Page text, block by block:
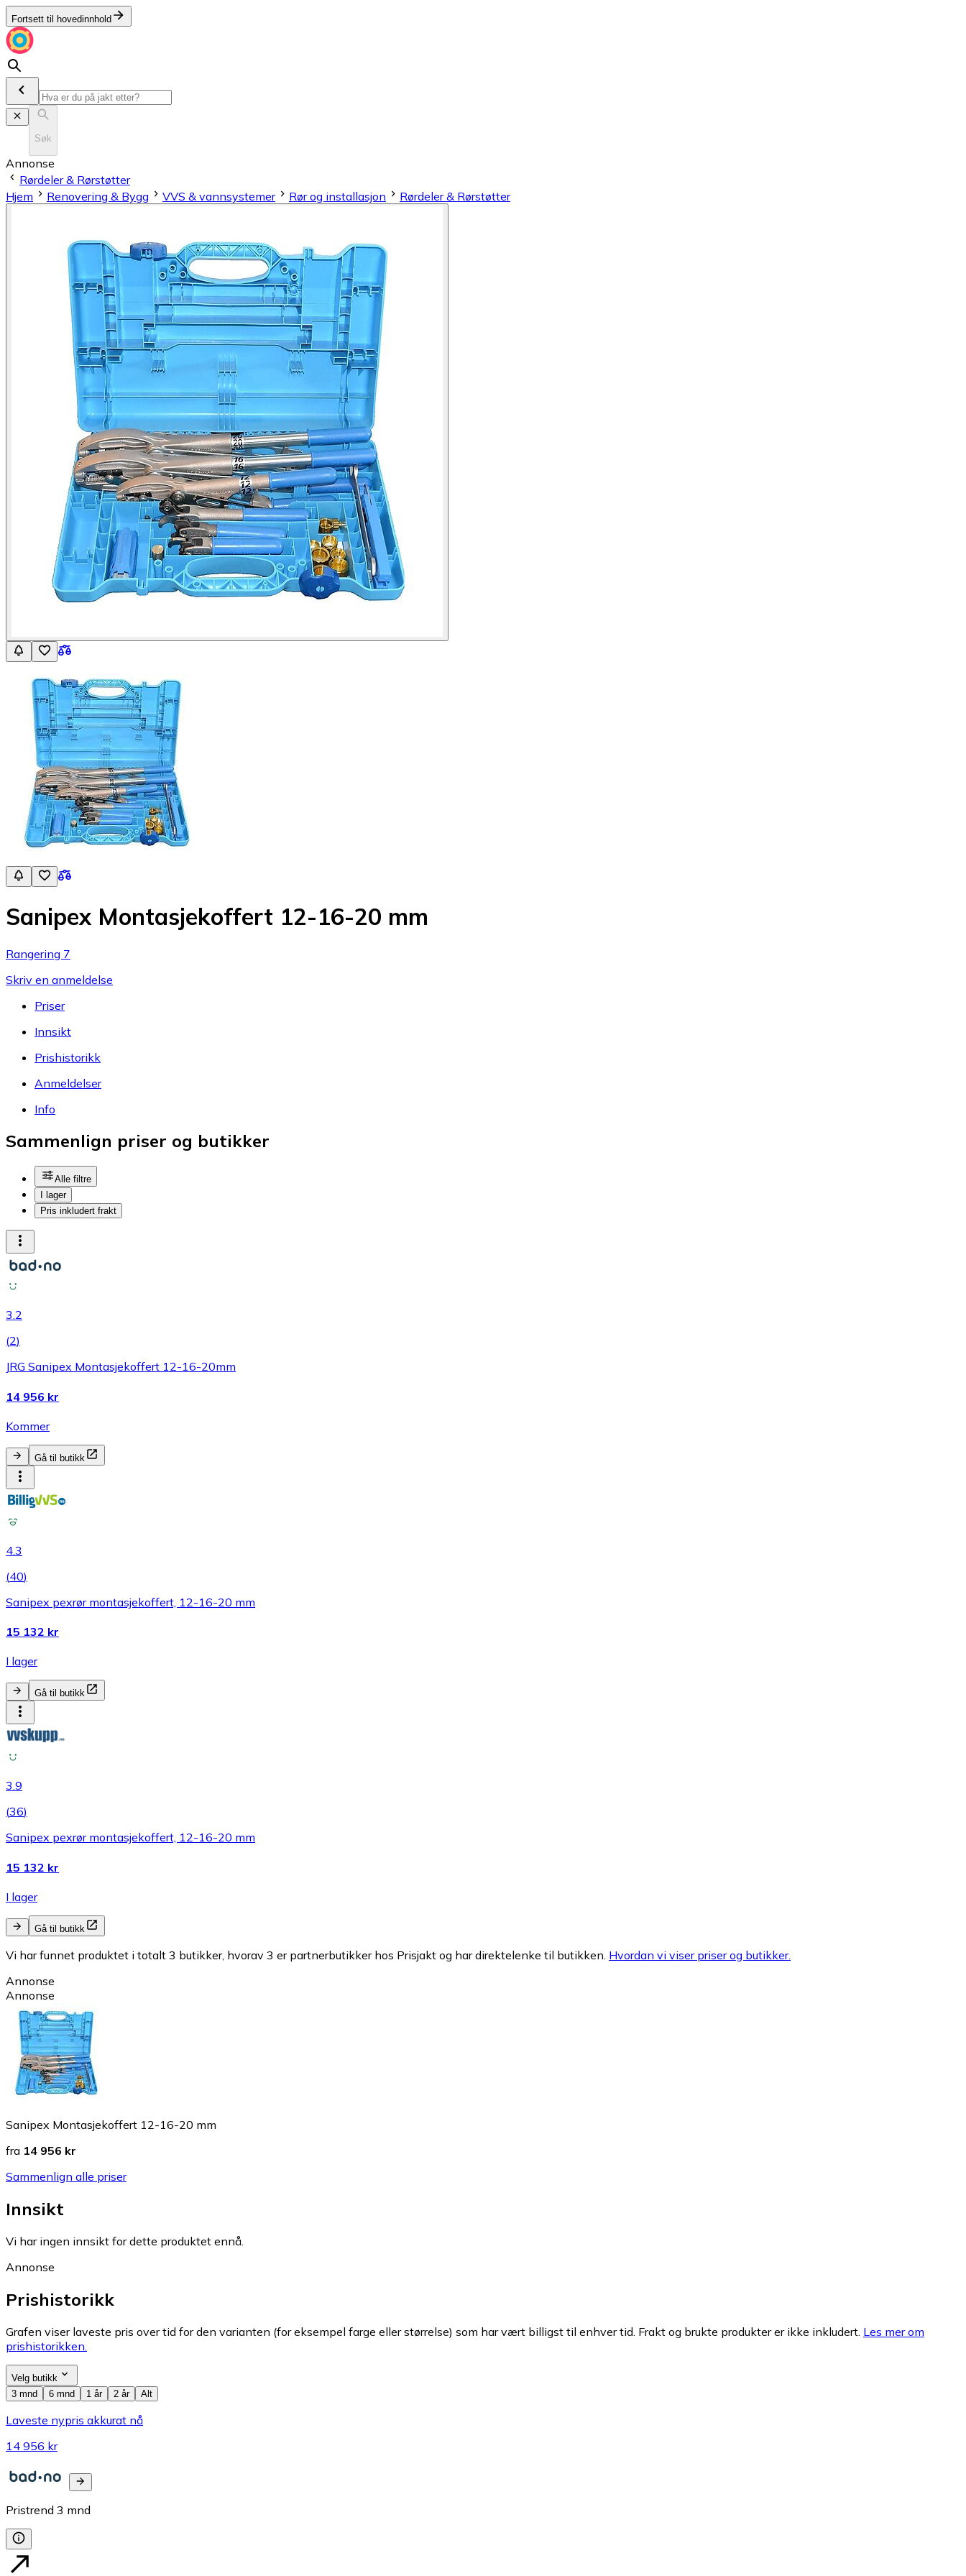
Fortsett til hovedinnhold
Søk
Annonse
Rørdeler & Rørstøtter
Hjem
Renovering & Bygg VVS & vannsystemer Rør og installasjon Rørdeler & Rørstøtter
Sanipex Montasjekoffert 12-16-20 mm
Rangering 7
Skriv en anmeldelse
Priser
Innsikt
Prishistorikk
Anmeldelser
Info
Sammenlign priser og butikker
Alle filtre
I lager
Pris inkludert frakt
3.2
(2)
JRG Sanipex Montasjekoffert 12-16-20mm
14 956 kr
Kommer
Gå til butikk
4.3
(40)
Sanipex pexrør montasjekoffert, 12-16-20 mm
15 132 kr
I lager
Gå til butikk
3.9
(36)
Sanipex pexrør montasjekoffert, 12-16-20 mm
15 132 kr
I lager
Gå til butikk
Vi har funnet produktet i totalt 3 butikker, hvorav 3 er partnerbutikker hos Prisjakt og har direktelenke til butikken. Hvordan vi viser priser og butikker.
Annonse
Annonse
Sanipex Montasjekoffert 12-16-20 mm
fra 14 956 kr
Sammenlign alle priser
Innsikt
Vi har ingen innsikt for dette produktet ennå.
Annonse
Prishistorikk
Grafen viser laveste pris over tid for den varianten (for eksempel farge eller størrelse) som har vært billigst til enhver tid. Frakt og brukte produkter er ikke inkludert. Les mer om
prishistorikken.
Velg butikk
3 mnd
6 mnd 1 år 2 år Alt
Laveste nypris akkurat nå
14 956 kr
Pristrend 3 mnd